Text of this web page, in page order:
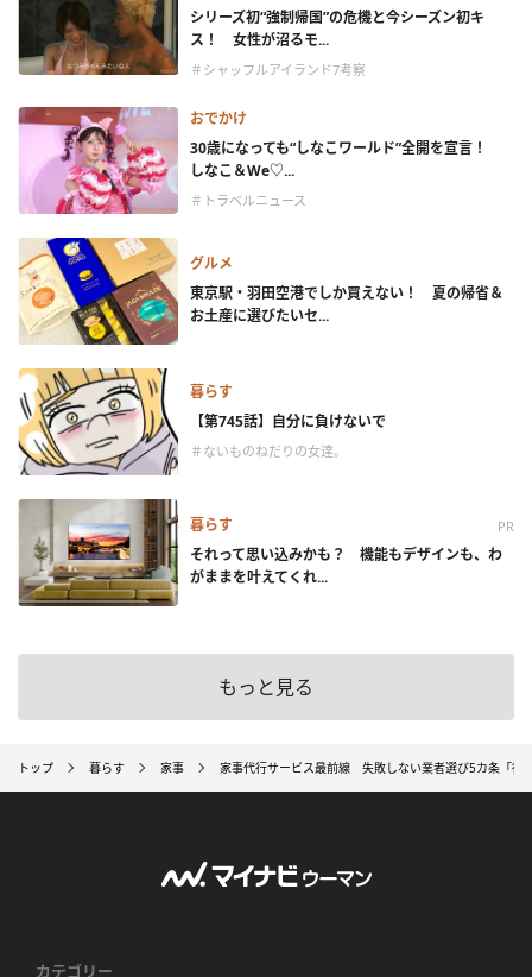
シリーズ初“強制帰国”の危機と今シーズン初キ
ス！ 女性が沼るモ...
＃シャッフルアイランド7考察
おでかけ
30歳になっても“しなこワールド”全開を宣言！
しなこ＆We♡...
＃トラベルニュース
グルメ
東京駅・羽田空港でしか買えない！ 夏の帰省＆
お土産に選びたいセ...
暮らす
【第745話】自分に負けないで
＃ないものねだりの女達。
暮らす PR
それって思い込みかも？ 機能もデザインも、わ
がままを叶えてくれ...
もっと見る
トップ 暮らす 家事 家事代行サービス最前線 失敗しない業者選び5カ条「得
カテゴリー